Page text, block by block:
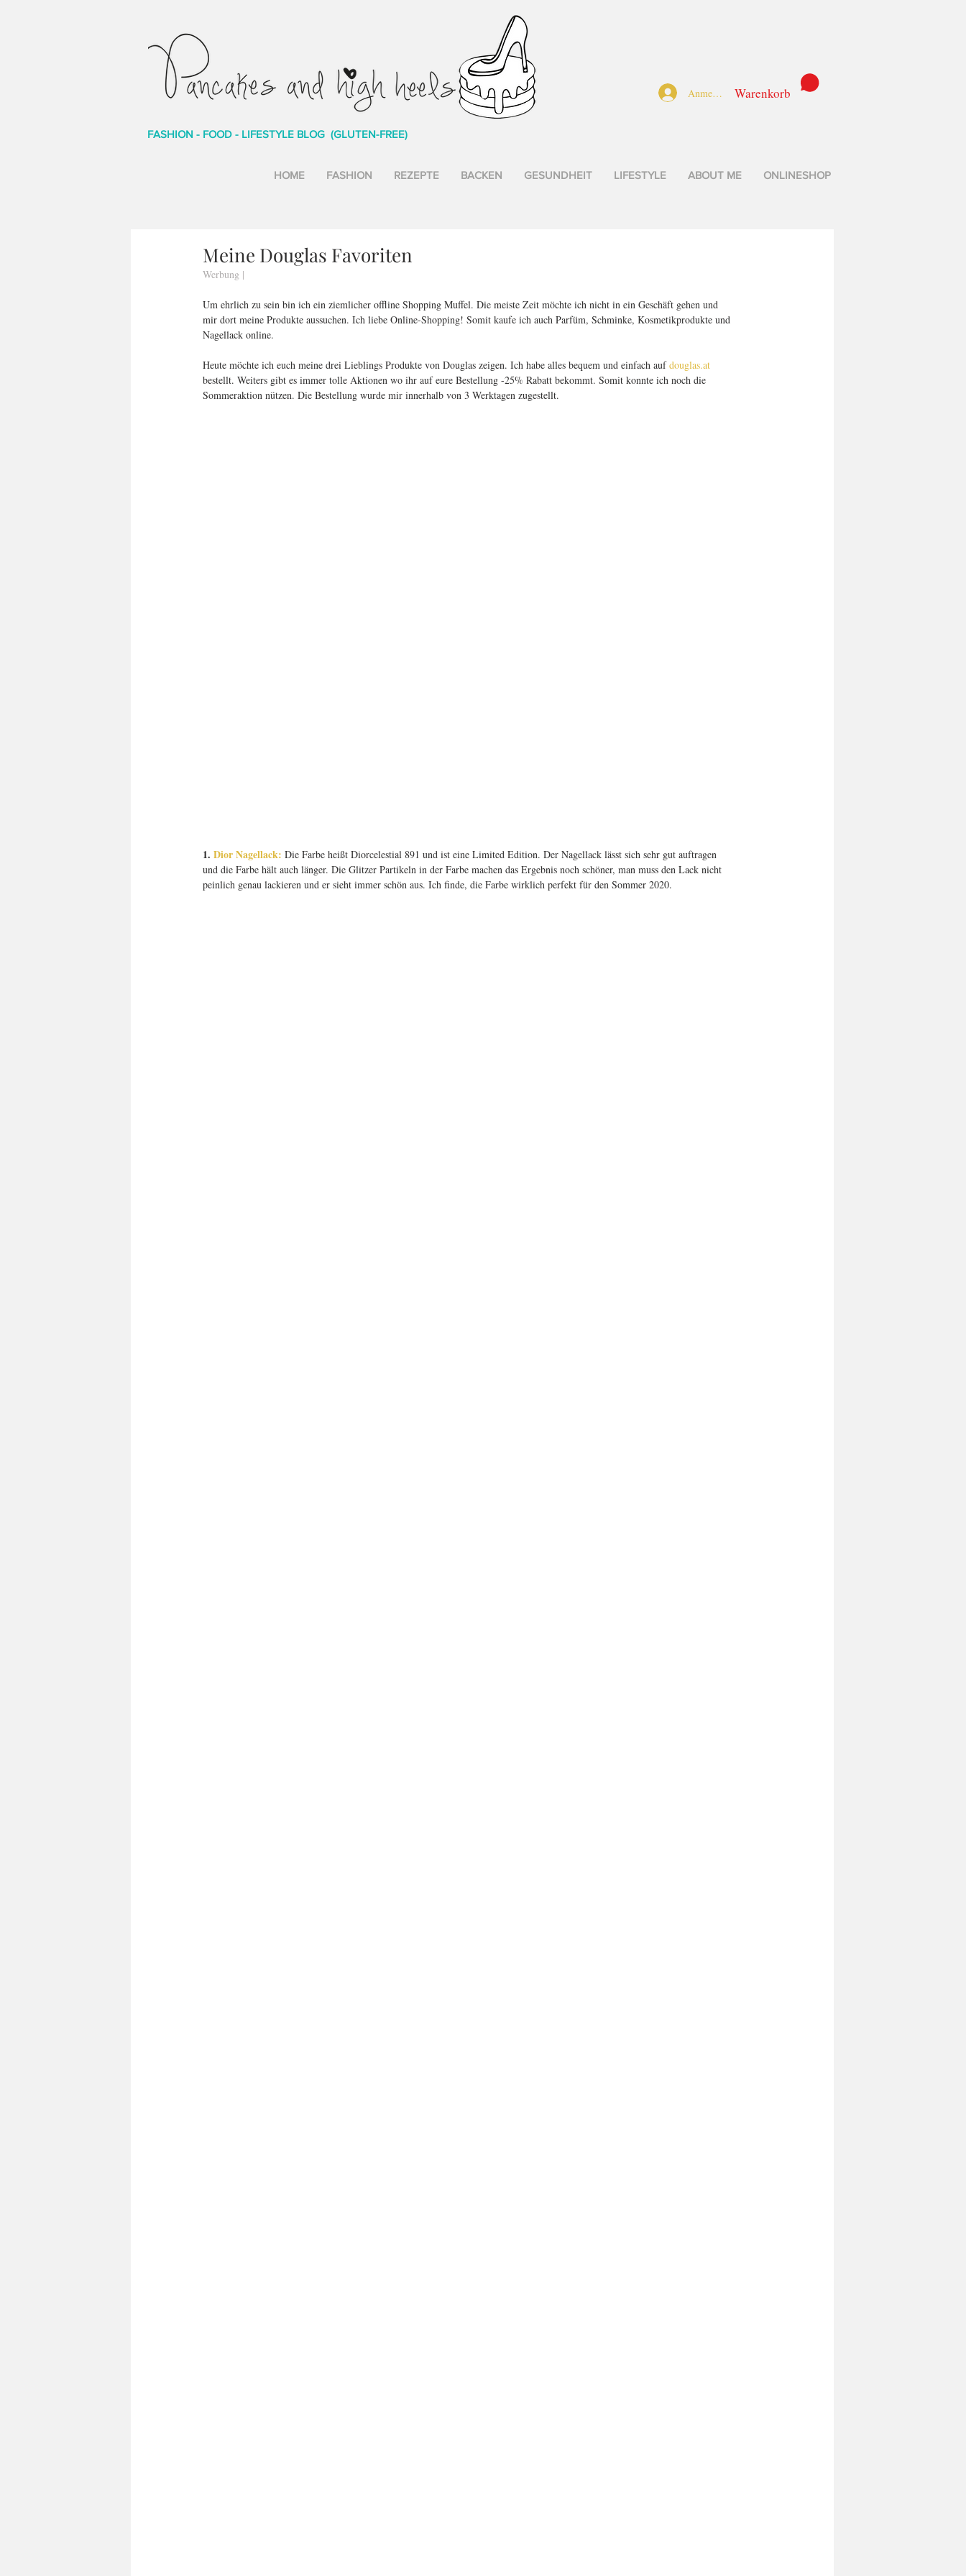
Anmelden Warenkorb
FASHION - FOOD - LIFESTYLE BLOG (GLUTEN-FREE)
HOME FASHION REZEPTE BACKEN GESUNDHEIT LIFESTYLE ABOUT ME ONLINESHOP
Meine Douglas Favoriten
Werbung |
Um ehrlich zu sein bin ich ein ziemlicher offline Shopping Muffel. Die meiste Zeit möchte ich nicht in ein Geschäft gehen und
mir dort meine Produkte aussuchen. Ich liebe Online-Shopping! Somit kaufe ich auch Parfüm, Schminke, Kosmetikprodukte und
Nagellack online.
Heute möchte ich euch meine drei Lieblings Produkte von Douglas zeigen. Ich habe alles bequem und einfach auf douglas.at
bestellt. Weiters gibt es immer tolle Aktionen wo ihr auf eure Bestellung -25% Rabatt bekommt. Somit konnte ich noch die
Sommeraktion nützen. Die Bestellung wurde mir innerhalb von 3 Werktagen zugestellt.
1. Dior Nagellack: Die Farbe heißt Diorcelestial 891 und ist eine Limited Edition. Der Nagellack lässt sich sehr gut auftragen
und die Farbe hält auch länger. Die Glitzer Partikeln in der Farbe machen das Ergebnis noch schöner, man muss den Lack nicht
peinlich genau lackieren und er sieht immer schön aus. Ich finde, die Farbe wirklich perfekt für den Sommer 2020.